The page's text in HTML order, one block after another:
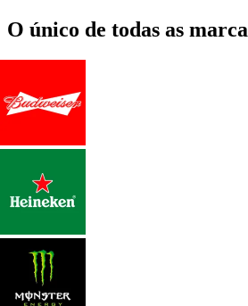
O único de todas as